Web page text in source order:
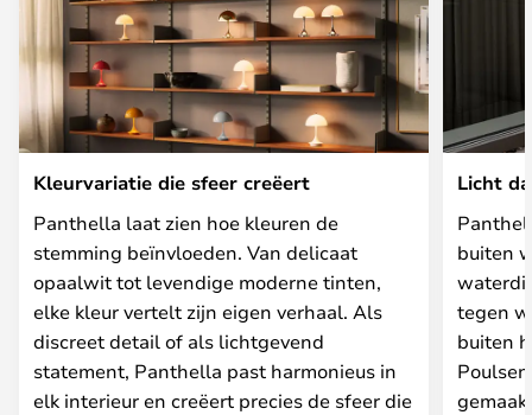
Kleurvariatie die sfeer creëert
Panthella laat zien hoe kleuren de
stemming beïnvloeden. Van delicaat
opaalwit tot levendige moderne tinten,
elke kleur vertelt zijn eigen verhaal. Als
discreet detail of als lichtgevend
statement, Panthella past harmonieus in
elk interieur en creëert precies de sfeer die
Licht
buiten
tegen
buiten